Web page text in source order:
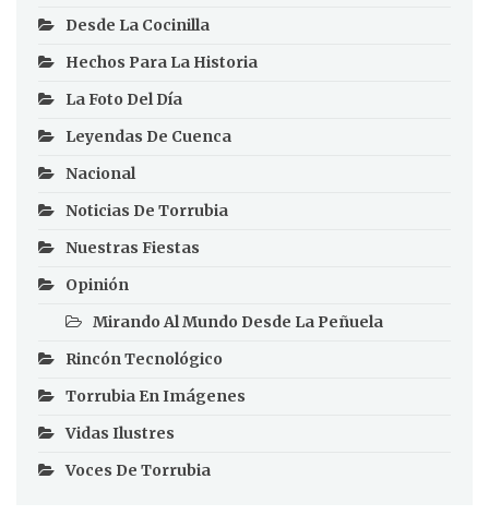
Desde La Cocinilla
Hechos Para La Historia
La Foto Del Día
Leyendas De Cuenca
Nacional
Noticias De Torrubia
Nuestras Fiestas
Opinión
Mirando Al Mundo Desde La Peñuela
Rincón Tecnológico
Torrubia En Imágenes
Vidas Ilustres
Voces De Torrubia